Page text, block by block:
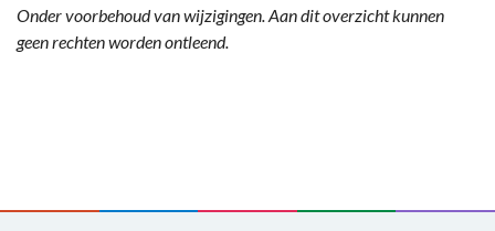
Onder voorbehoud van wijzigingen. Aan dit overzicht kunnen
geen rechten worden ontleend.